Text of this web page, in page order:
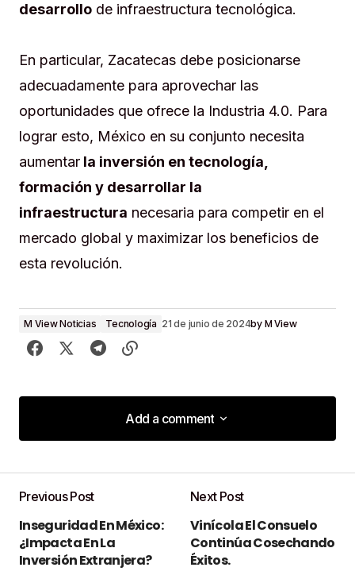
desarrollo de infraestructura tecnológica.
En particular, Zacatecas debe posicionarse
adecuadamente para aprovechar las
oportunidades que ofrece la Industria 4.0. Para
lograr esto, México en su conjunto necesita
aumentar la inversión en tecnología,
formación y desarrollar la
infraestructura necesaria para competir en el
mercado global y maximizar los beneficios de
esta revolución.
M View Noticias Tecnología 21 de junio de 2024byM View
Add a comment
Add a comment
Tu dirección de correo electrónico no será
publicada. Los campos obligatorios están
marcados con
Previous Post
Inseguridad En México:
¿Impacta En La
Inversión Extranjera?
Next Post
Vinícola El Consuelo
Continúa Cosechando
Éxitos.